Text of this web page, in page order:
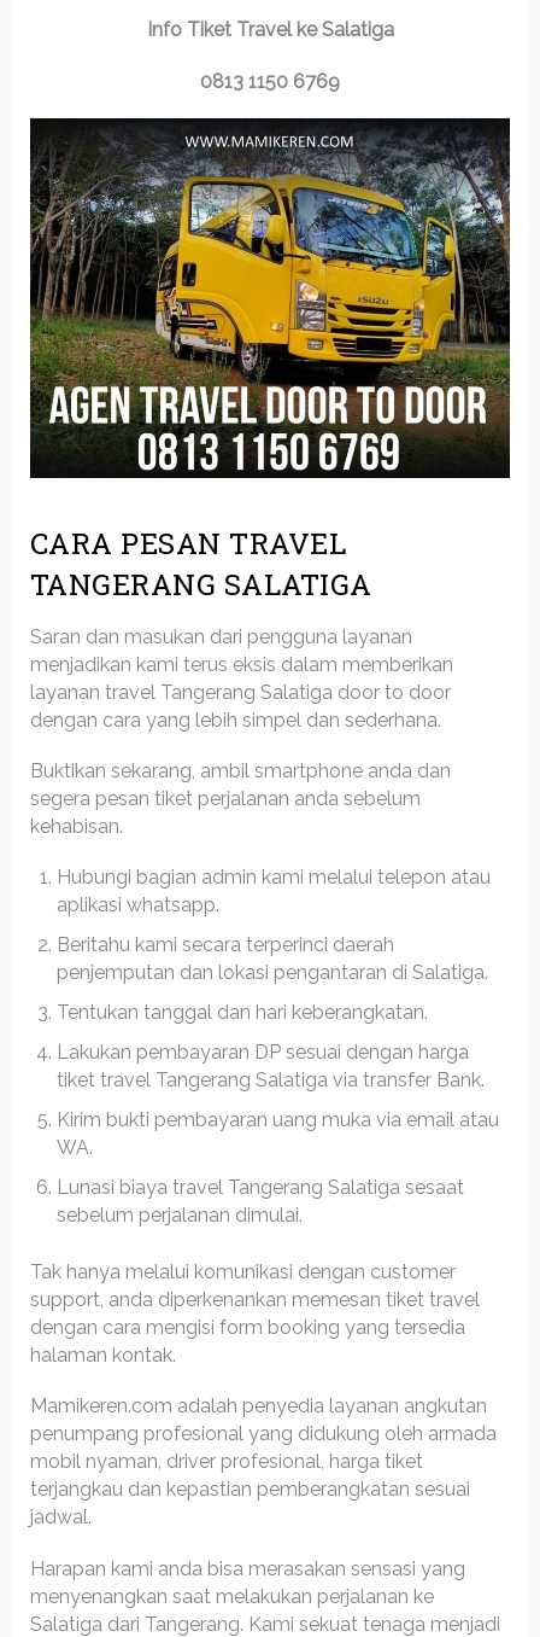
Info Tiket Travel ke Salatiga
0813 1150 6769
CARA PESAN TRAVEL
TANGERANG SALATIGA
Saran dan masukan dari pengguna layanan
menjadikan kami terus eksis dalam memberikan
layanan travel Tangerang Salatiga door to door
dengan cara yang lebih simpel dan sederhana.
Buktikan sekarang, ambil smartphone anda dan
segera pesan tiket perjalanan anda sebelum
kehabisan.
Hubungi bagian admin kami melalui telepon atau
aplikasi whatsapp.
Beritahu kami secara terperinci daerah
penjemputan dan lokasi pengantaran di Salatiga.
Tentukan tanggal dan hari keberangkatan.
Lakukan pembayaran DP sesuai dengan harga
tiket travel Tangerang Salatiga via transfer Bank.
Kirim bukti pembayaran uang muka via email atau
WA.
Lunasi biaya travel Tangerang Salatiga sesaat
sebelum perjalanan dimulai.
Tak hanya melalui komunikasi dengan customer
support, anda diperkenankan memesan tiket travel
dengan cara mengisi form booking yang tersedia
halaman kontak.
Mamikeren.com adalah penyedia layanan angkutan
penumpang profesional yang didukung oleh armada
mobil nyaman, driver profesional, harga tiket
terjangkau dan kepastian pemberangkatan sesuai
jadwal.
Harapan kami anda bisa merasakan sensasi yang
menyenangkan saat melakukan perjalanan ke
Salatiga dari Tangerang. Kami sekuat tenaga menjadi